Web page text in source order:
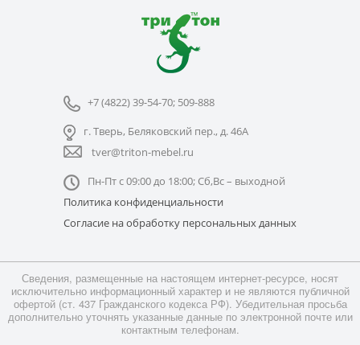
+7 (4822) 39-54-70; 509-888
г. Тверь, Беляковский пер., д. 46А
tver@triton-mebel.ru
Пн-Пт с 09:00 до 18:00; Сб,Вс – выходной
Политика конфиденциальности
Согласие на обработку персональных данных
Сведения, размещенные на настоящем интернет-ресурсе, носят
исключительно информационный характер и не являются публичной
офертой (ст. 437 Гражданского кодекса РФ). Убедительная просьба
дополнительно уточнять указанные данные по электронной почте или
контактным телефонам.